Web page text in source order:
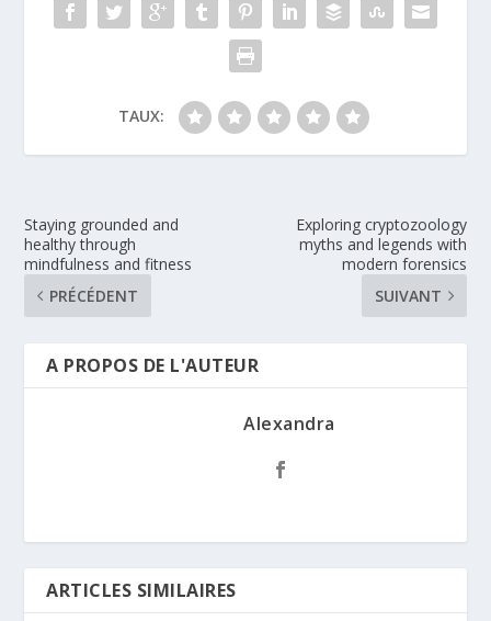
TAUX:
Staying grounded and
healthy through
mindfulness and fitness
PRÉCÉDENT
Exploring cryptozoology
myths and legends with
modern forensics
SUIVANT
A PROPOS DE L'AUTEUR
Alexandra
ARTICLES SIMILAIRES